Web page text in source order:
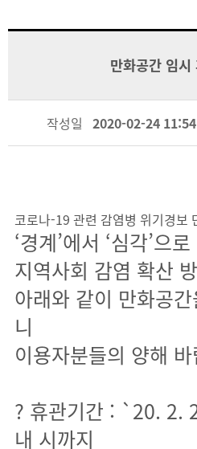
만화공간 임시
작성일 2020-02-24
코로나-19 관련 감염병 위기경보
‘경계’에서 ‘심각’으
지역사회 감염 확산
아래와 같이 만화공
니
이용자분들의 양해
? 휴관기간 : `20. 2.
내 시까지